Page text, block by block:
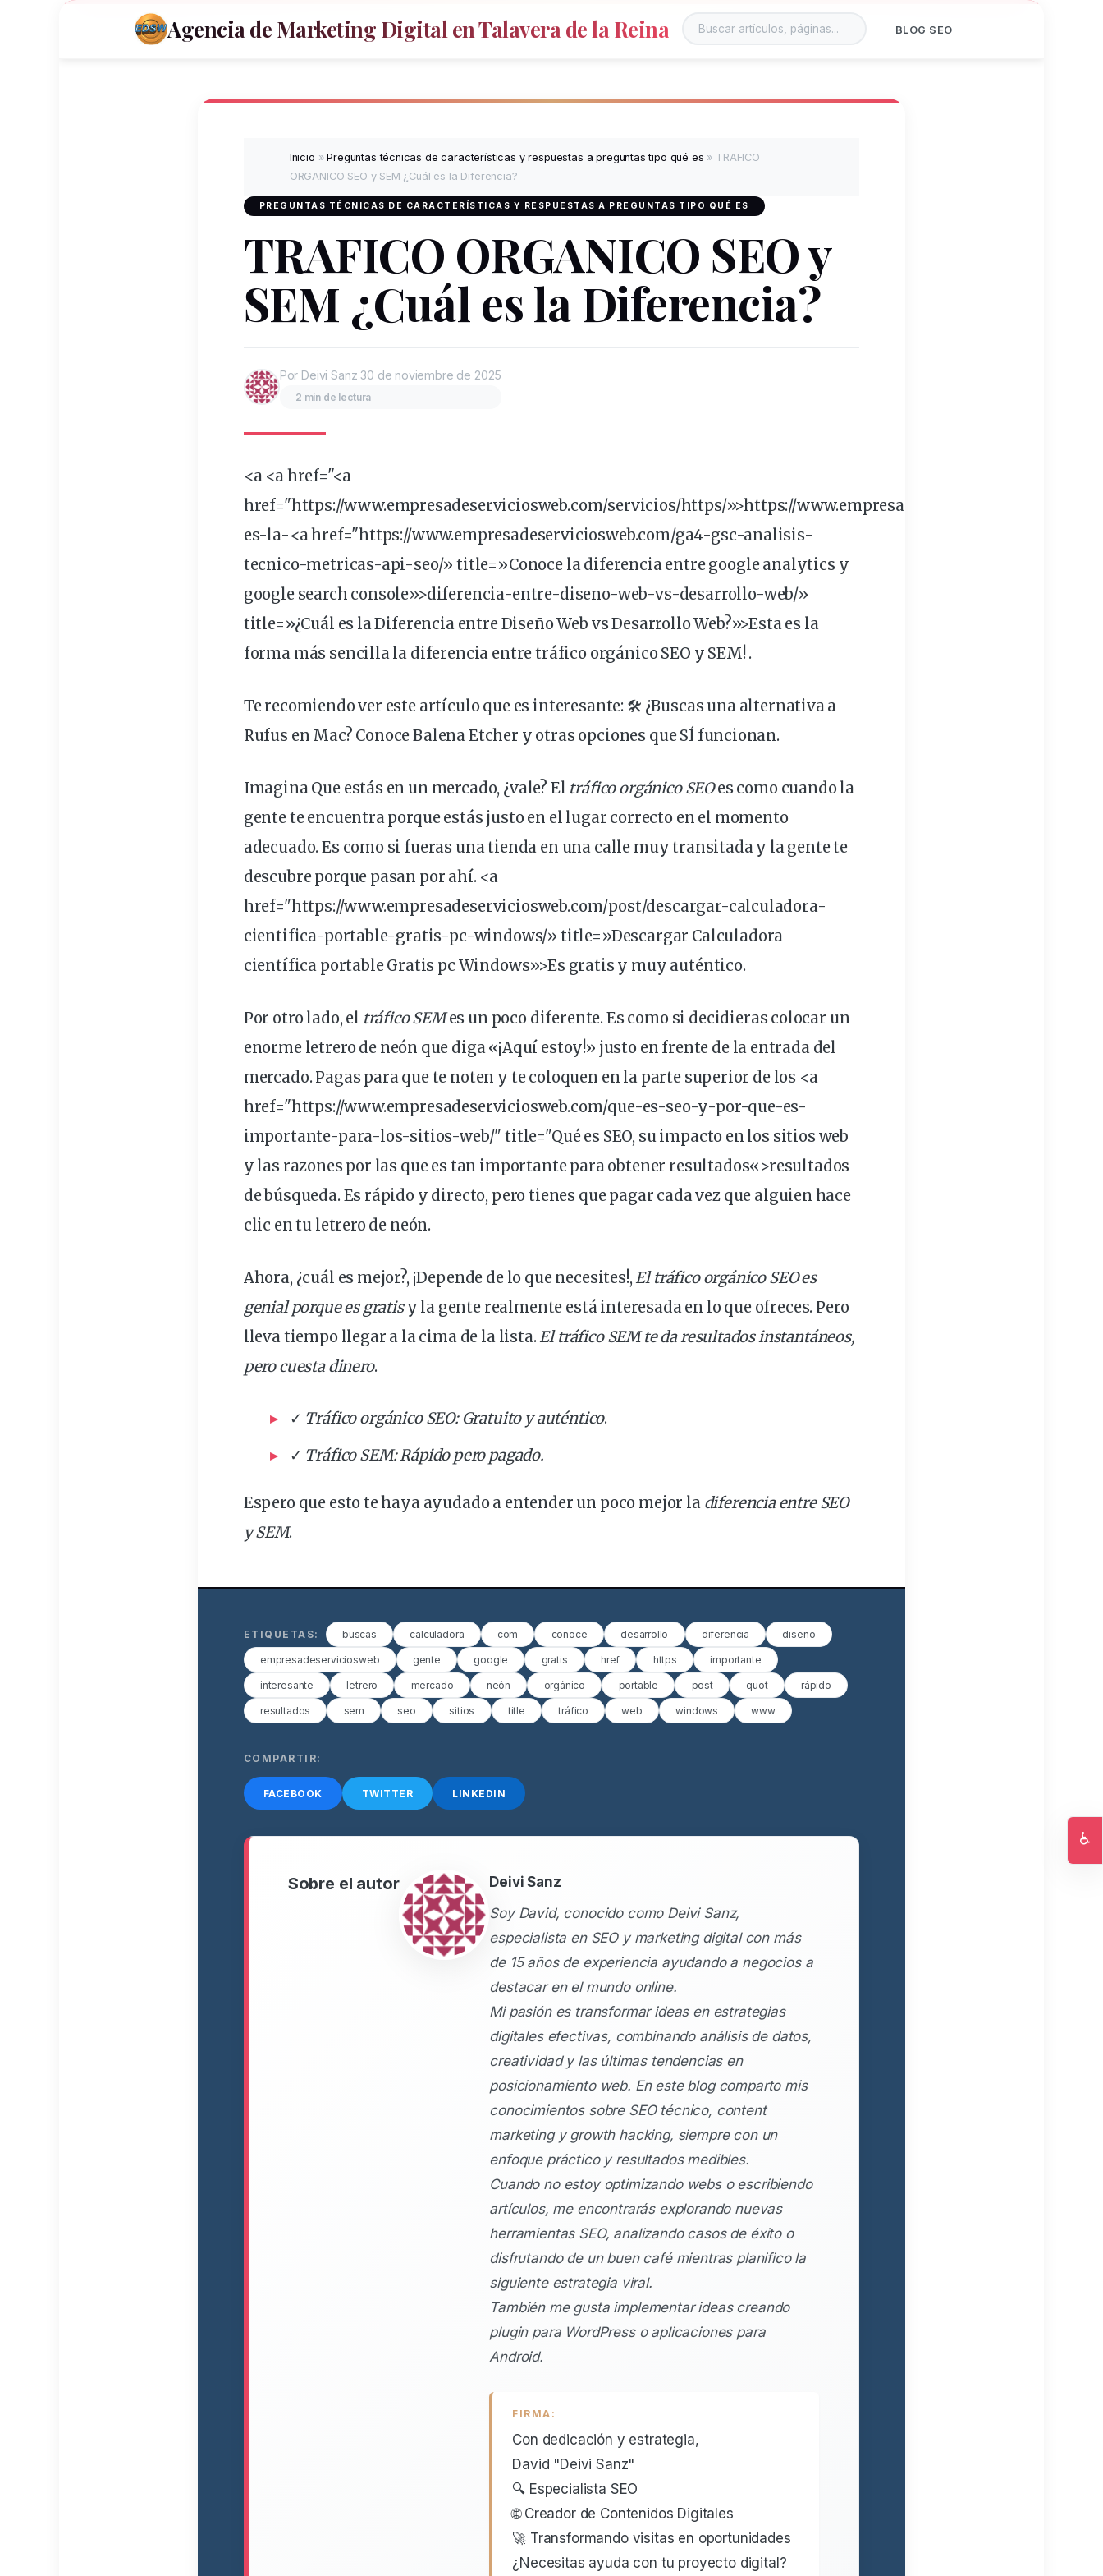
Agencia de Marketing Digital en Talavera de la Reina BLOG SEO
Inicio »Preguntas técnicas de características y respuestas a preguntas tipo qué es » TRAFICO
ORGANICO SEO y SEM ¿Cuál es la Diferencia?
PREGUNTAS TÉCNICAS DE CARACTERÍSTICAS Y RESPUESTAS A PREGUNTAS TIPO QUÉ ES
TRAFICO ORGANICO SEO y
SEM ¿Cuál es la Diferencia?
Por Deivi Sanz 30 de noviembre de 2025
2 min de lectura
<a <a href="<a
href="https://www.empresadeserviciosweb.com/servicios/https/»>https://www.empresadeserviciosweb.com/
es-la-<a href="https://www.empresadeserviciosweb.com/ga4-gsc-analisis-
tecnico-metricas-api-seo/»title=»Conoce ladiferenciaentre google analytics y
google search console»>diferencia-entre-diseno-web-vs-desarrollo-web/»
title=»¿Cuál es la Diferencia entre Diseño Web vs Desarrollo Web?»>Esta es la
forma más sencilla la diferencia entretráfico orgánicoSEO y SEM! .
Te recomiendo ver este artículo que es interesante: 🛠️ ¿Buscas una alternativa a
Rufus en Mac? Conoce Balena Etcher y otras opciones que SÍ funcionan.
ImaginaQue estás en un mercado, ¿vale? El tráfico orgánico SEOes como cuando la
gentete encuentra porque estás justo en el lugar correcto en el momento
adecuado. Es como si fueras una tienda en una calle muy transitada y la gente te
descubre porque pasan por ahí. <a
href="https://www.empresadeserviciosweb.com/post/descargar-calculadora-
cientifica-portable-gratis-pc-windows/» title=»Descargar Calculadora
científica portable Gratis pc Windows»>Es gratis y muy auténtico.
Por otro lado, el tráfico SEMes un poco diferente. Es como si decidieras colocar un
enorme letrerode neón que diga «¡Aquí estoy!» justo en frente de la entrada del
mercado. Pagas para que te noten y te coloquen en la parte superior de los <a
href="https://www.empresadeserviciosweb.com/que-es-seo-y-por-que-es-
importante-para-los-sitios-web/" title="Qué es SEO, su impacto en los sitios web
y las razones por las que es tan importante para obtener resultados«>resultados
de búsqueda. Es rápidoy directo, perotienes que pagar cada vez que alguien hace
clic en tu letrero de neón.
Ahora, ¿cuál es mejor?, ¡Depende de lo que necesites!,El tráfico orgánico SEO es
genial porque es gratisy la gente realmente está interesada en lo que ofreces. Pero
lleva tiempo llegar a la cima de la lista.El tráfico SEM te da resultados instantáneos,
pero cuesta dinero.
✓ Tráfico orgánico SEO: Gratuito y auténtico.
✓ Tráfico SEM: Rápido pero pagado.
Espero que esto te haya ayudado a entender un poco mejor la diferencia entre SEO
y SEM.
ETIQUETAS: buscas calculadora com conoce desarrollo diferencia diseño
empresadeserviciosweb gente google gratis href https importante
interesante letrero mercado neón orgánico portable post quot rápido
resultados sem seo sitios title tráfico web windows www
COMPARTIR:
FACEBOOK TWITTER LINKEDIN
Sobre el autor
Deivi Sanz
Soy David, conocido como Deivi Sanz,
especialista en SEO y marketing digital con más
de 15 años de experiencia ayudando a negocios a
destacar en el mundo online.
Mi pasión es transformar ideas en estrategias
digitales efectivas, combinando análisis de datos,
creatividad y las últimas tendencias en
posicionamiento web. En este blog comparto mis
conocimientos sobre SEO técnico, content
marketing y growth hacking, siempre con un
enfoque práctico y resultados medibles.
Cuando no estoy optimizando webs o escribiendo
artículos, me encontrarás explorando nuevas
herramientas SEO, analizando casos de éxito o
disfrutando de un buen café mientras planifico la
siguiente estrategia viral.
También me gusta implementar ideas creando
plugin para WordPress o aplicaciones para
Android.
FIRMA:
Con dedicación y estrategia,
David "Deivi Sanz"
🔍 Especialista SEO
🌐 Creador de Contenidos Digitales
🚀 Transformando visitas en oportunidades
¿Necesitas ayuda con tu proyecto digital?
♿